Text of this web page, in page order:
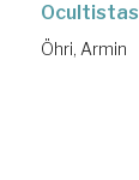
Ocultistas
Öhri, Armin